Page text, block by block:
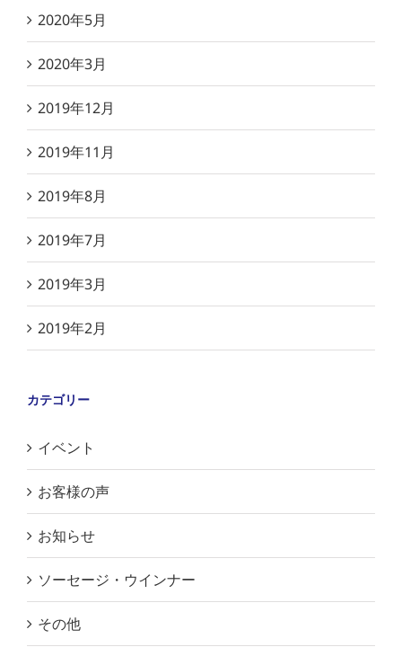
2020年5月
2020年3月
2019年12月
2019年11月
2019年8月
2019年7月
2019年3月
2019年2月
カテゴリー
イベント
お客様の声
お知らせ
ソーセージ・ウインナー
その他